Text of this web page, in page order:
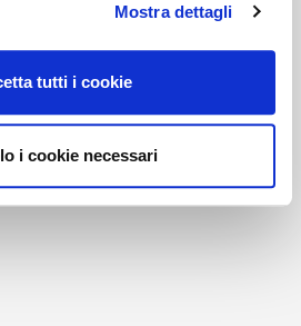
Mostra dettagli
tutti i cookie
i cookie necessari